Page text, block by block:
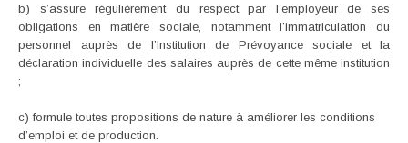
b) s’assure régulièrement du respect par l’employeur de ses
obligations en matière sociale, notamment l’immatriculation du
personnel auprès de l’Institution de Prévoyance sociale et la
déclaration individuelle des salaires auprès de cette même institution
;
c) formule toutes propositions de nature à améliorer les conditions
d’emploi et de production.